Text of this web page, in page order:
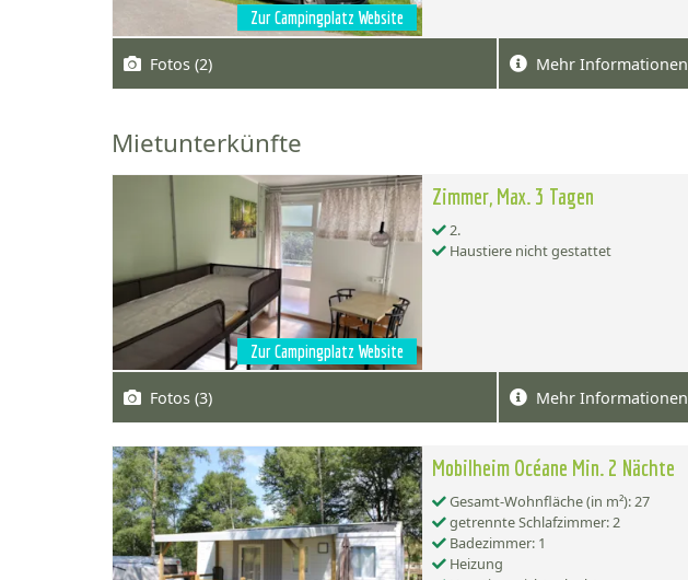
Zur Campingplatz Website
Fotos (2) Mehr Informationen
Mietunterkünfte
Zur Campingplatz Website
Zimmer, Max. 3 Tagen
2.
Haustiere nicht gestattet
Fotos (3) Mehr Informationen
Mobilheim Océane Min. 2 Nächte
Gesamt-Wohnfläche (in m²): 27
getrennte Schlafzimmer: 2
Badezimmer: 1
Heizung